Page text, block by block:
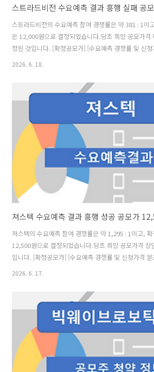
스트라드비전의 수요예측 참여 경쟁률은 약 381 : 1이
은 12,000원으로 결정되었습니다.당초 희망 공모가격
정된 것입니다. [확정공모가] [수요예측 경쟁률 및 신청
측 참여 건수는 총 1,604건에 신청 주식수
율은 65.49%였지만, 희망 공모가 하단 이하 신청 비율
습니다. [의무 보유 확약 비율] 의무 보유 확약 건수는
55,471,000주로 전체 신청 물량 대비 건수로는 2.24%,
2.77%로 매우 저조했습니다. [청약 일정] - 청약일 : 6
19일(금) ..
2026. 6. 18.
져스텍 수요예측 결과 흥행 성공 공모가
져스텍의 수요예측 참여 경쟁률은 약 1,295 : 1이고,
12,500원으로 결정되었습니다.당초 희망 공모가격 상
입니다. [확정공모가] [수요예측 경쟁률 및 신청가격 분
은 99.08%였습니다. [의무 보유 확약 비율] 의무 보유
1,100 건에 709,098,720주로 전체 신청 물량 대비 건
수량으로는 47.20%였으며, 3개월 확약 비중이 제일
일정] - 청약일 : 6월 18일(목) ~ 6월 19일(금) - 환불일 :
2026. 6. 17.